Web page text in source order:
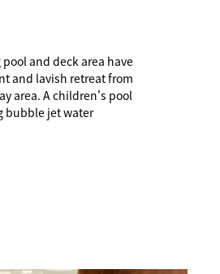
and deck area have
and lavish retreat from
area. A children's pool
bubble jet water